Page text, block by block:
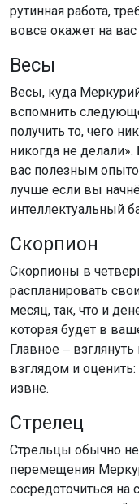
рутинная работа,
вовсе окажет на
Весы
Весы, куда
вспомнить
получить то, чего
никогда не
вас полезным
лучше если вы
интеллектуальный
Скорпион
Скорпионы в
распланировать
месяц, так, что и
которая будет в
Главное ‒
взглядом и
извне.
Стрелец
Стрельцы обычно
перемещения
сосредоточиться